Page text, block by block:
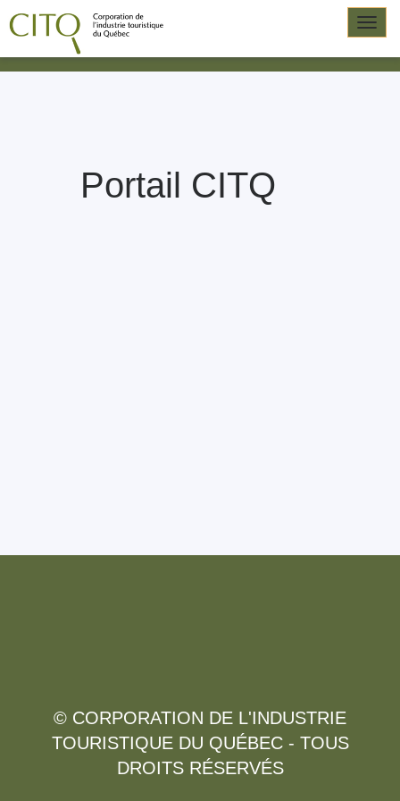
Portail CITQ
© CORPORATION DE L'INDUSTRIE
TOURISTIQUE DU QUÉBEC - TOUS
DROITS RÉSERVÉS